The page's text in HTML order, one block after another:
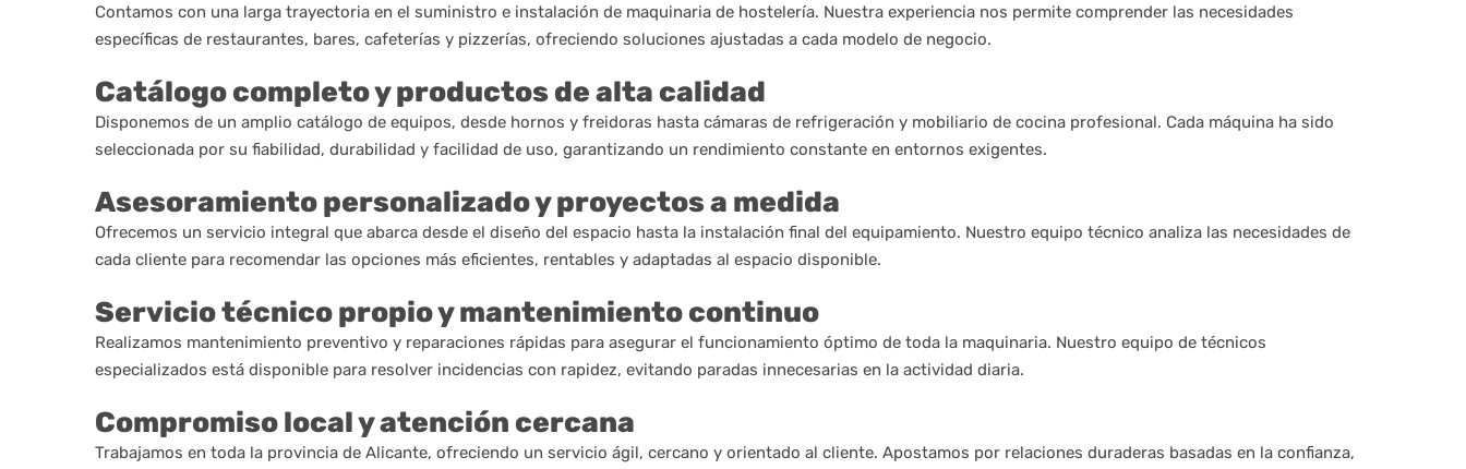
Contamos con una larga trayectoria en el suministro e instalación de maquinaria de hostelería. Nuestra experiencia nos permite comprender las necesidades
específicas de restaurantes, bares, cafeterías y pizzerías, ofreciendo soluciones ajustadas a cada modelo de negocio.
Catálogo completo y productos de alta calidad
Disponemos de un amplio catálogo de equipos, desde hornos y freidoras hasta cámaras de refrigeración y mobiliario de cocina profesional. Cada máquina ha sido
seleccionada por su fiabilidad, durabilidad y facilidad de uso, garantizando un rendimiento constante en entornos exigentes.
Asesoramiento personalizado y proyectos a medida
Ofrecemos un servicio integral que abarca desde el diseño del espacio hasta la instalación final del equipamiento. Nuestro equipo técnico analiza las necesidades de
cada cliente para recomendar las opciones más eficientes, rentables y adaptadas al espacio disponible.
Servicio técnico propio y mantenimiento continuo
Realizamos mantenimiento preventivo y reparaciones rápidas para asegurar el funcionamiento óptimo de toda la maquinaria. Nuestro equipo de técnicos
especializados está disponible para resolver incidencias con rapidez, evitando paradas innecesarias en la actividad diaria.
Compromiso local y atención cercana
Trabajamos en toda la provincia de Alicante, ofreciendo un servicio ágil, cercano y orientado al cliente. Apostamos por relaciones duraderas basadas en la confianza,